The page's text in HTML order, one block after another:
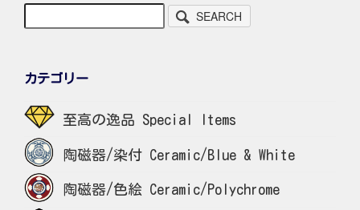
SEARCH
カテゴリー
至高の逸品 Special Items
陶磁器/染付 Ceramic/Blue & White
陶磁器/色絵 Ceramic/Polychrome